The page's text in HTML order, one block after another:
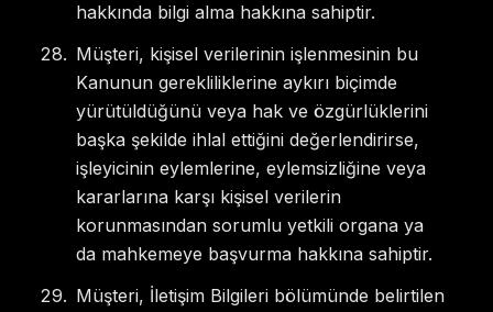
hakkında bilgi alma hakkına sahiptir.
Müşteri, kişisel verilerinin işlenmesinin bu
Kanunun gerekliliklerine aykırı biçimde
yürütüldüğünü veya hak ve özgürlüklerini
başka şekilde ihlal ettiğini değerlendirirse,
işleyicinin eylemlerine, eylemsizliğine veya
kararlarına karşı kişisel verilerin
korunmasından sorumlu yetkili organa ya
da mahkemeye başvurma hakkına sahiptir.
Müşteri, İletişim Bilgileri bölümünde belirtilen